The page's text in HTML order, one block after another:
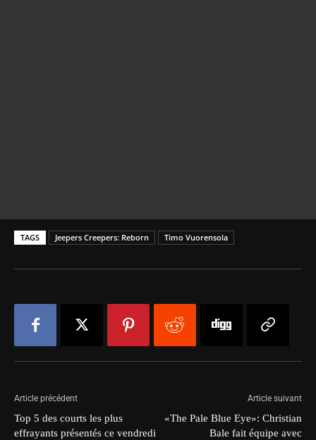
TAGS Jeepers Creepers: Reborn Timo Vuorensola
Article précédent
Top 5 des courts les plus
effrayants présentés ce vendredi
Article suivant
«The Pale Blue Eye»: Christian
Bale fait équipe avec